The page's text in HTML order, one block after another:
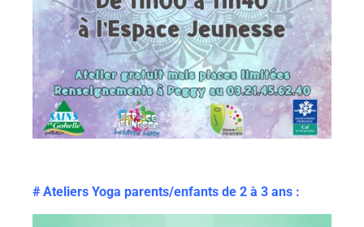
# Ateliers Yoga parents/enfants de 2 à 3 ans :